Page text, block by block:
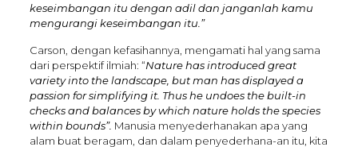
keseimbangan itu dengan adil dan janganlah kamu
mengurangi keseimbangan itu.”
Carson, dengan kefasihannya, mengamati hal yang sama
dari perspektif ilmiah: “Nature has introduced great
variety into the landscape, but man has displayed a
passion for simplifying it. Thus he undoes the built-in
checks and balances by which nature holds the species
within bounds”. Manusia menyederhanakan apa yang
alam buat beragam, dan dalam penyederhana-an itu, kita